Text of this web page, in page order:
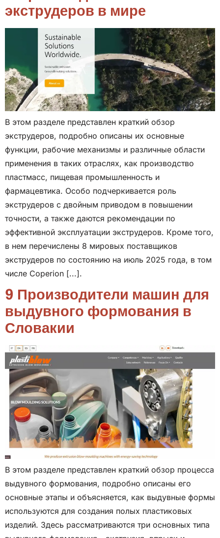
экструдеров в мире
В этом разделе представлен краткий обзор
экструдеров, подробно описаны их основные
функции, рабочие механизмы и различные области
применения в таких отраслях, как производство
пластмасс, пищевая промышленность и
фармацевтика. Особо подчеркивается роль
экструдеров с двойным приводом в повышении
точности, а также даются рекомендации по
эффективной эксплуатации экструдеров. Кроме того,
в нем перечислены 8 мировых поставщиков
экструдеров по состоянию на июль 2025 года, в том
числе Coperion [...].
9 Производители машин для
выдувного формования в
Словакии
В этом разделе представлен краткий обзор процесса
выдувного формования, подробно описаны его
основные этапы и объясняется, как выдувные формы
используются для создания полых пластиковых
изделий. Здесь рассматриваются три основных типа